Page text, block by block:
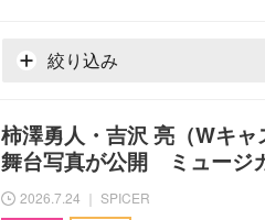
絞り込み
柿澤勇人・吉沢 亮（Wキ
舞台写真が公開 ミュージ
2026.7.24 ｜ SPICER